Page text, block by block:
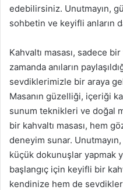
edebilirsiniz. Unutmayın,
sohbetin ve keyifli anların
Kahvaltı masası, sadece
zamanda anıların
sevdiklerimizle bir araya
Masanın güzelliği, içeriği
sunum teknikleri ve doğal
bir kahvaltı masası, hem
deneyim sunar.
küçük dokunuşlar yapmak
başlangıç için keyifli bir
kendinize hem de